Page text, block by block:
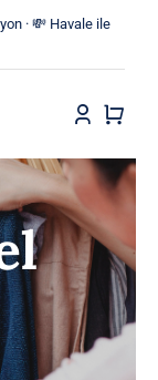
· 💸 Havale ile